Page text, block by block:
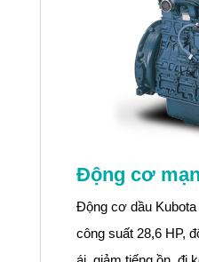
Động cơ
Động cơ dầu
công suất 28,6 HP,